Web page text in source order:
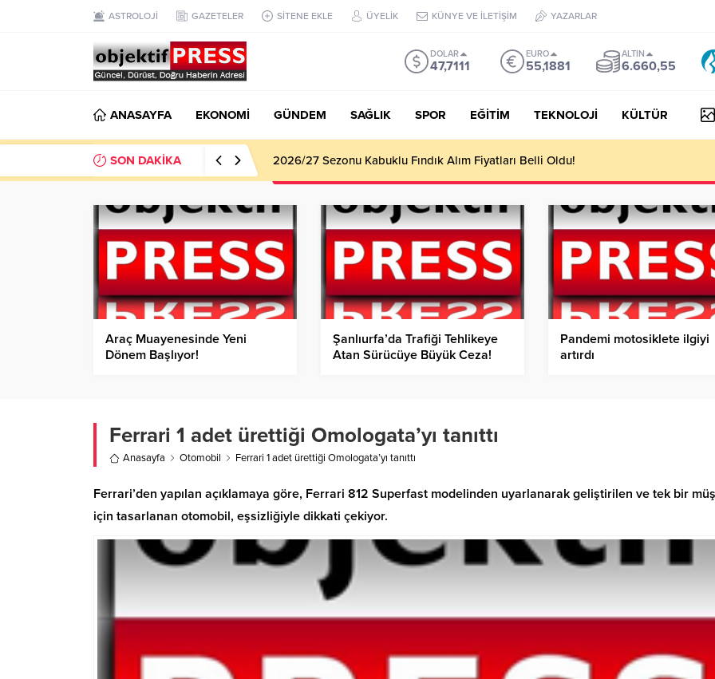
ASTROLOJİ GAZETELER SİTENE EKLE ÜYELİK KÜNYE VE İLETİŞİM YAZARLAR
DOLAR
47,7111
EURO
55,1881
ALTIN
6.660,55
ANASAYFA EKONOMİ GÜNDEM SAĞLIK SPOR EĞİTİM TEKNOLOJİ KÜLTÜR
SON DAKİKA Haliliye Belediyesi Her Gün 4 Bin 898 Kişiye Sıcak Yemek Ulaştırıyor!
Araç Muayenesinde Yeni
Dönem Başlıyor!
Şanlıurfa’da Trafiği Tehlikeye
Atan Sürücüye Büyük Ceza!
Pandemi motosiklete ilgiyi
artırdı
Ferrari 1 adet ürettiği Omologata’yı tanıttı
Anasayfa Otomobil Ferrari 1 adet ürettiği Omologata’yı tanıttı
Ferrari’den yapılan açıklamaya göre, Ferrari 812 Superfast modelinden uyarlanarak geliştirilen ve tek bir
için tasarlanan otomobil, eşsizliğiyle dikkati çekiyor.